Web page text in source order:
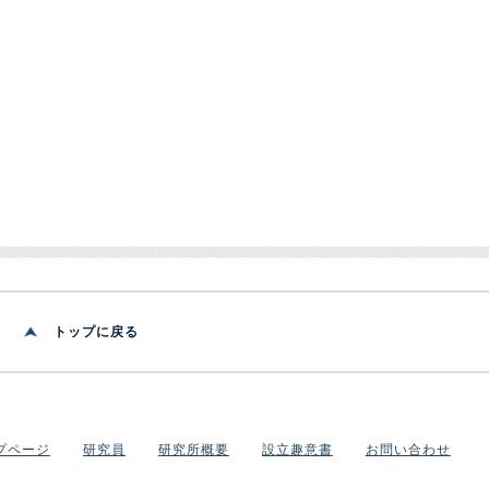
トップに戻る
ページ 研究員 研究所概要 設立趣意書 お問い合わせ